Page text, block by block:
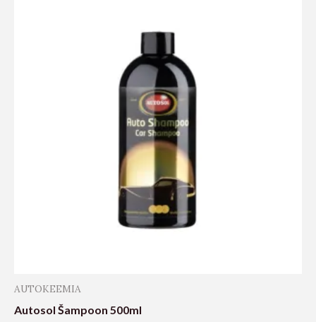
AUTOKEEMIA
Autosol Šampoon 500ml